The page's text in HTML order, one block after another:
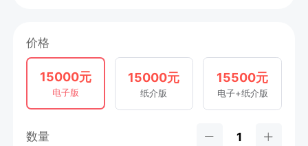
价格
15000元
电子版
15000元
纸介版
15500元
电子+纸介版
数量